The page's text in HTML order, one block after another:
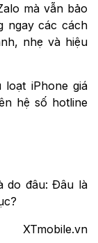
mà vẫn bảo
ngay các cách
nhẹ và hiệu
loạt iPhone giá
hệ số hotline
do đâu: Đâu là
XTmobile.vn